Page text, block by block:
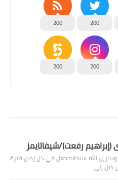
200
200
200
200
رفعت)/شيفاتايمز
إن الله سبحانه جعل في كل زمان فترة
ضل إلى …